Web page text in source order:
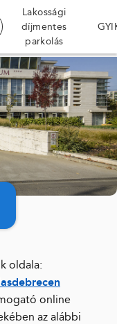
Lakossági
díjmentes
parkolás
Parkolás
Lakossági
Díjzónás
Parkolás
Parkolási
Ügyfélszolgálat
Ügyintézés
GYIK
oldala:
online
az alábbi